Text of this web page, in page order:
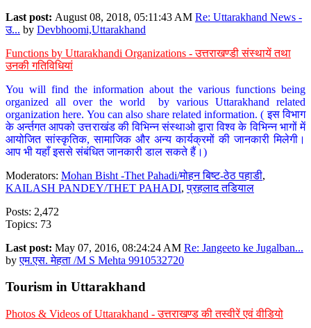
Last post: August 08, 2018, 05:11:43 AM Re: Uttarakhand News -
उ... by Devbhoomi,Uttarakhand
Functions by Uttarakhandi Organizations - उत्तराखण्डी संस्थायें तथा
उनकी गतिविधियां
You will find the information about the various functions being
organized all over the world by various Uttarakhand related
organization here. You can also share related information. ( इस विभाग
के अर्न्तगत आपको उत्तराखंड की विभिन्न संस्थाओ द्वारा विश्व के विभिन्न भागों में
आयोजित सांस्कृतिक, सामाजिक और अन्य कार्यक्रमों की जानकारी मिलेगी।
आप भी यहाँ इससे संबंधित जानकारी डाल सकते हैं।)
Moderators: Mohan Bisht -Thet Pahadi/मोहन बिष्ट-ठेठ पहाडी,
KAILASH PANDEY/THET PAHADI,प्रहलाद तडियाल
Posts: 2,472
Topics: 73
Last post: May 07, 2016, 08:24:24 AM Re: Jangeeto ke Jugalban...
byएम.एस. मेहता /M S Mehta 9910532720
Tourism in Uttarakhand
Photos & Videos of Uttarakhand - उत्तराखण्ड की तस्वीरें एवं वीडियो